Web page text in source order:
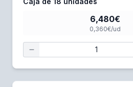
6,480€
0,360€/ud